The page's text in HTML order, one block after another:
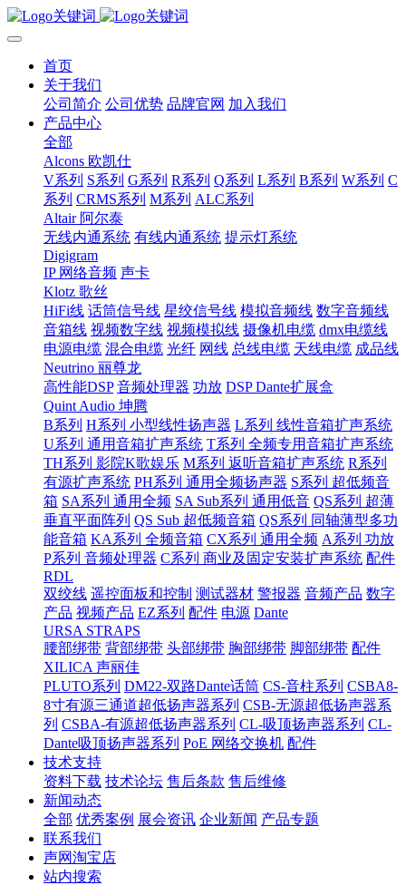
首页
关于我们
公司简介 公司优势 品牌官网 加入我们
产品中心
全部
Alcons 欧凯仕
V系列 S系列 G系列 R系列 Q系列 L系列 B系列 W系列 C
系列 CRMS系列 M系列 ALC系列
Altair 阿尔泰
无线内通系统 有线内通系统 提示灯系统
Digigram
IP 网络音频 声卡
Klotz 歌丝
HiFi线 话筒信号线 星绞信号线 模拟音频线 数字音频线
音箱线 视频数字线 视频模拟线 摄像机电缆 dmx电缆线
电源电缆 混合电缆 光纤 网线 总线电缆 天线电缆 成品线
Neutrino 丽尊龙
高性能DSP 音频处理器 功放 DSP Dante扩展盒
Quint Audio 坤腾
B系列 H系列 小型线性扬声器 L系列 线性音箱扩声系统
U系列 通用音箱扩声系统 T系列 全频专用音箱扩声系统
TH系列 影院K歌娱乐 M系列 返听音箱扩声系统 R系列
有源扩声系统 PH系列 通用全频扬声器 S系列 超低频音
箱 SA系列 通用全频 SA Sub系列 通用低音 QS系列 超薄
垂直平面阵列 QS Sub 超低频音箱 QS系列 同轴薄型多功
能音箱 KA系列 全频音箱 CX系列 通用全频 A系列 功放
P系列 音频处理器 C系列 商业及固定安装扩声系统 配件
RDL
双绞线 遥控面板和控制 测试器材 警报器 音频产品 数字
产品 视频产品 EZ系列 配件 电源 Dante
URSA STRAPS
腰部绑带 背部绑带 头部绑带 胸部绑带 脚部绑带 配件
XILICA 声丽佳
PLUTO系列 DM22-双路Dante话筒 CS-音柱系列 CSBA8-
8寸有源三通道超低扬声器系列 CSB-无源超低扬声器系
列 CSBA-有源超低扬声器系列 CL-吸顶扬声器系列 CL-
Dante吸顶扬声器系列 PoE 网络交换机 配件
技术支持
资料下载 技术论坛 售后条款 售后维修
新闻动态
全部 优秀案例 展会资讯 企业新闻 产品专题
联系我们
声网淘宝店
站内搜索